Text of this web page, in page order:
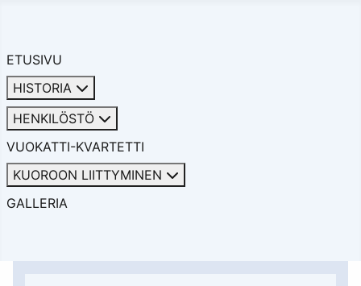
ETUSIVU
HISTORIA
HENKILÖSTÖ
VUOKATTI-KVARTETTI
KUOROON LIITTYMINEN
GALLERIA